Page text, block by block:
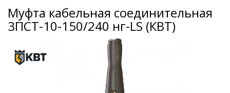
Муфта кабельная соединительная
3ПСТ-10-150/240 нг-LS (КВТ)